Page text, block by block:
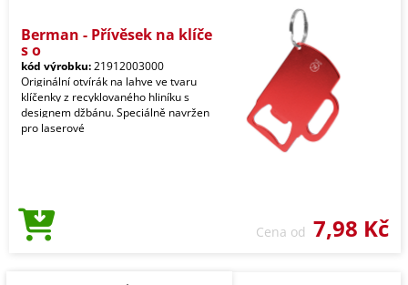
Berman - Přívěsek na klíče
s o
kód výrobku:21912003000
Originální otvírák na lahve ve tvaru
klíčenky z recyklovaného hliníku s
designem džbánu. Speciálně navržen
pro laserové
Cena od 7,98 Kč